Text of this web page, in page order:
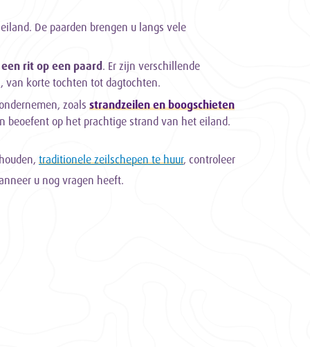
De paarden brengen u langs vele
een rit op een paard. Er zijn verschillende
van korte tochten tot dagtochten.
zoals strandzeilen en boogschieten
beoefent op het prachtige strand van het eiland.
traditionele zeilschepen te huur, controleer
u nog vragen heeft.